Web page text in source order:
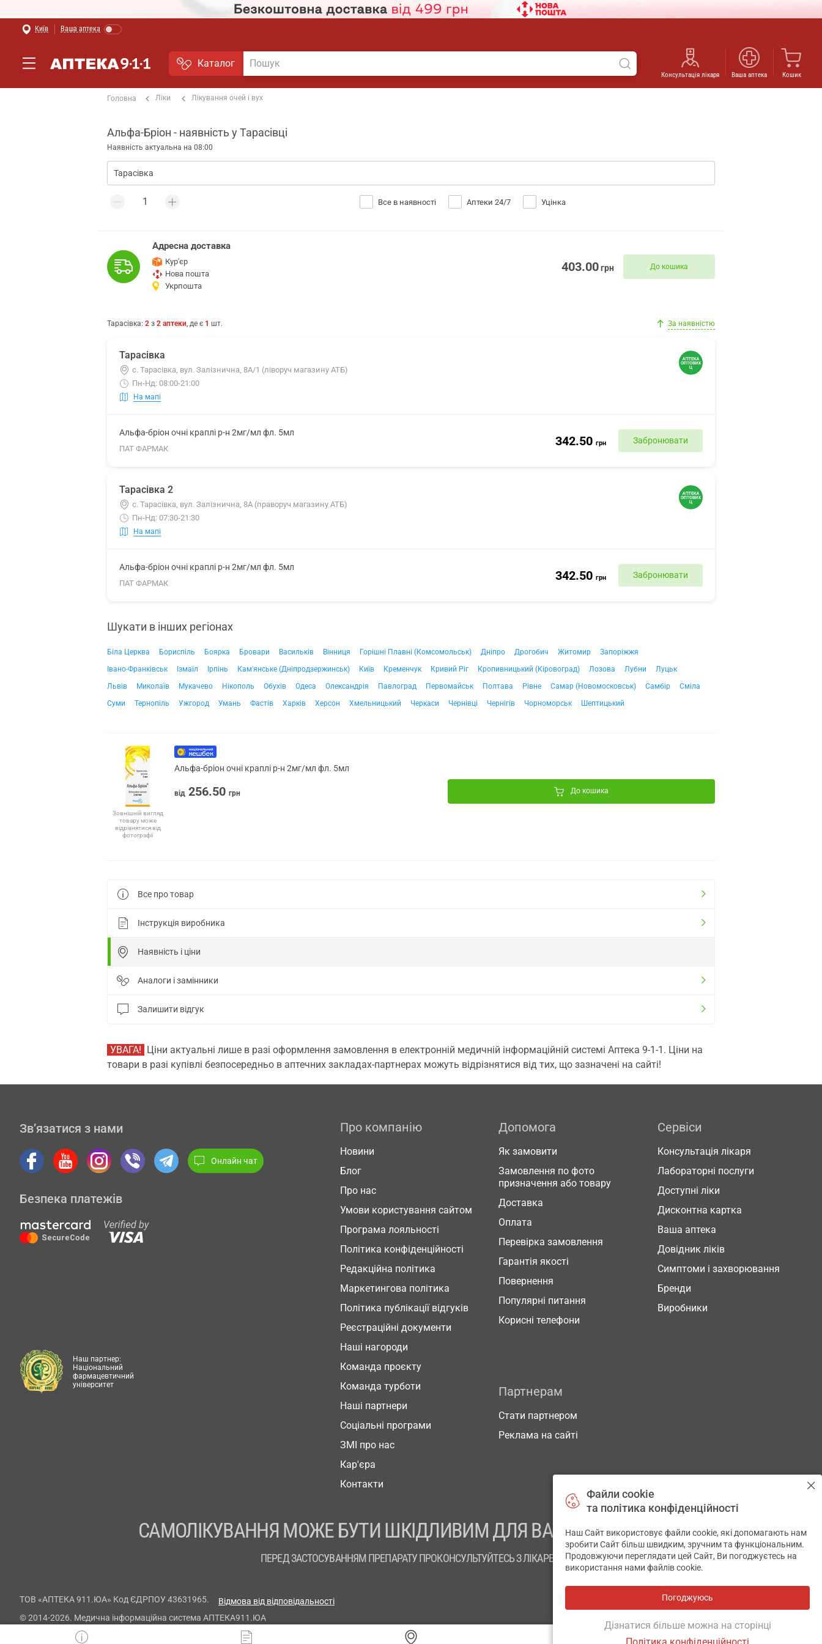
Київ Ваша аптека
Каталог
Консультація лікаря Ваша аптека Кошик
Головна Ліки Лікування очей і вух
Альфа-Бріон - наявність у Тарасівці
Наявність актуальна на 08:00
Все в наявності Аптеки 24/7 Уцінка
Адресна доставка
Кур'єр
Нова пошта
Укрпошта
403.00грн До кошика
Тарасівка: 2 з 2 аптеки, де є 1 шт. За наявністю
Тарасівка
с. Тарасівка, вул. Залізнична, 8А/1 (ліворуч магазину АТБ)
Пн-Нд: 08:00-21:00
На мапі
Альфа-бріон очні краплі р-н 2мг/мл фл. 5мл
ПАТ ФАРМАК
342.50 грн Забронювати
Тарасівка 2
с. Тарасівка, вул. Залізнична, 8А (праворуч магазину АТБ)
Пн-Нд: 07:30-21:30
На мапі
Альфа-бріон очні краплі р-н 2мг/мл фл. 5мл
ПАТ ФАРМАК
342.50 грн Забронювати
Шукати в інших регіонах
Біла Церква Бориспіль Боярка Бровари Васильків Вінниця Горішні Плавні (Комсомольськ) Дніпро Дрогобич Житомир
Запоріжжя
Івано-Франківськ
Ізмаїл Ірпінь Кам'янське (Дніпродзержинськ) Київ Кременчук Кривий Ріг Кропивницький (Кіровоград) Лозова Лубни
Луцьк
Львів
Миколаїв Мукачево Нікополь Обухів Одеса Олександрія Павлоград Первомайськ Полтава Рівне Самар (Новомосковськ) Самбір
Сміла
Суми
Тернопіль Ужгород Умань Фастів Харків Херсон Хмельницький Черкаси Чернівці Чернігів Чорноморськ Шептицький
Зовнішній вигляд
товару може
відрізнятися від
фотографії
Альфа-бріон очні краплі р-н 2мг/мл фл. 5мл
від 256.50 грн До кошика
Все про товар
Інструкція виробника
Наявність і ціни
Аналоги і замінники
Залишити відгук
УВАГА! Ціни актуальні лише в разі оформлення замовлення в електронній медичній інформаційній системі Аптека 9-1-1. Ціни на
товари в разі купівлі безпосередньо в аптечних закладах-партнерах можуть відрізнятися від тих, що зазначені на сайті!
Зв’язатися з нами
Онлайн чат
Безпека платежів
Про компанію
Новини
Блог
Про нас
Умови користування сайтом
Програма лояльності
Політика конфіденційності
Редакційна політика
Маркетингова політика
Політика публікації відгуків
Реєстраційні документи
Наші нагороди
Команда проєкту
Команда турботи
Наші партнери
Соціальні програми
ЗМІ про нас
Кар'єра
Контакти
Допомога
Як замовити
Замовлення по фото
призначення або товару
Доставка
Оплата
Перевірка замовлення
Гарантія якості
Повернення
Популярні питання
Корисні телефони
Сервіси
Консультація лікаря
Лабораторні послуги
Доступні ліки
Дисконтна картка
Ваша аптека
Довідник ліків
Симптоми і захворювання
Бренди
Виробники
Партнерам
Стати партнером
Реклама на сайті
Наш партнер:
Національний
фармацевтичний
університет
САМОЛІКУВАННЯ МОЖЕ БУТИ ШКІДЛИВИМ ДЛЯ ВАШОГО ЗДОРОВ’Я
ПЕРЕД ЗАСТОСУВАННЯМ ПРЕПАРАТУ ПРОКОНСУЛЬТУЙТЕСЬ З ЛІКАРЕМ
ТОВ «АПТЕКА 911.ЮА» Код ЄДРПОУ 43631965.
Відмова від відповідальності
© 2014-2026. Медична інформаційна система АПТЕКА911.ЮА
Файли cookie
та політика конфіденційності
Наш Сайт використовує файли cookie, які допомагають нам
зробити Сайт більш швидким, зручним та функціональним.
Продовжуючи переглядати цей Сайт, Ви погоджуєтесь на
використання нами файлів cookie.
Погоджуюсь
Дізнатися більше можна на сторінці
✕